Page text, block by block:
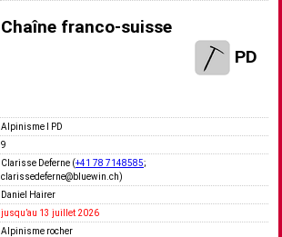
Chaîne franco-suisse
PD
Alpinisme I PD
9
Clarisse Deferne (+41 78 7148585;
clarissedeferne@bluewin.ch)
Daniel Hairer
jusquʼau 13 juillet 2026
Alpinisme rocher